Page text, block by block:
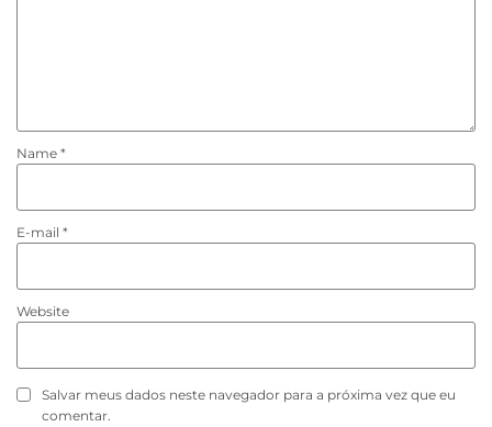
Name *
E-mail *
Website
Salvar meus dados neste navegador para a próxima vez que eu
comentar.